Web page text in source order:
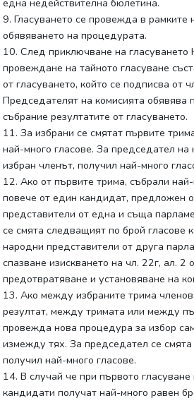
9. Гласуването се провежда в рамките
обявяването на процедурата.
10. След приключване на гласуването
провеждане на тайното гласуване
от гласуването, който се подписва от
Председателят на комисията обявява
събрание резултатите от гласуването.
11. За избрани се смятат първите
най-много гласове. За председател на
избран членът, получил най-много
12. Ако от първите трима, събрали
повече от един кандидат, предложен
представители от една и съща
се смята следващият по брой гласове
народни представители от друга
спазване изискването на чл. 22г, ал. 2
предотвратяване и установяване на
13. Ако между избраните трима
резултат, между тримата или между
провежда нова процедура за избор
измежду тях. За председател се смята
получил най-много гласове.
14. В случай че при първото
кандидати получат най-много равен